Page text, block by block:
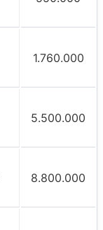
1.760.000
5.500.000
8.800.000